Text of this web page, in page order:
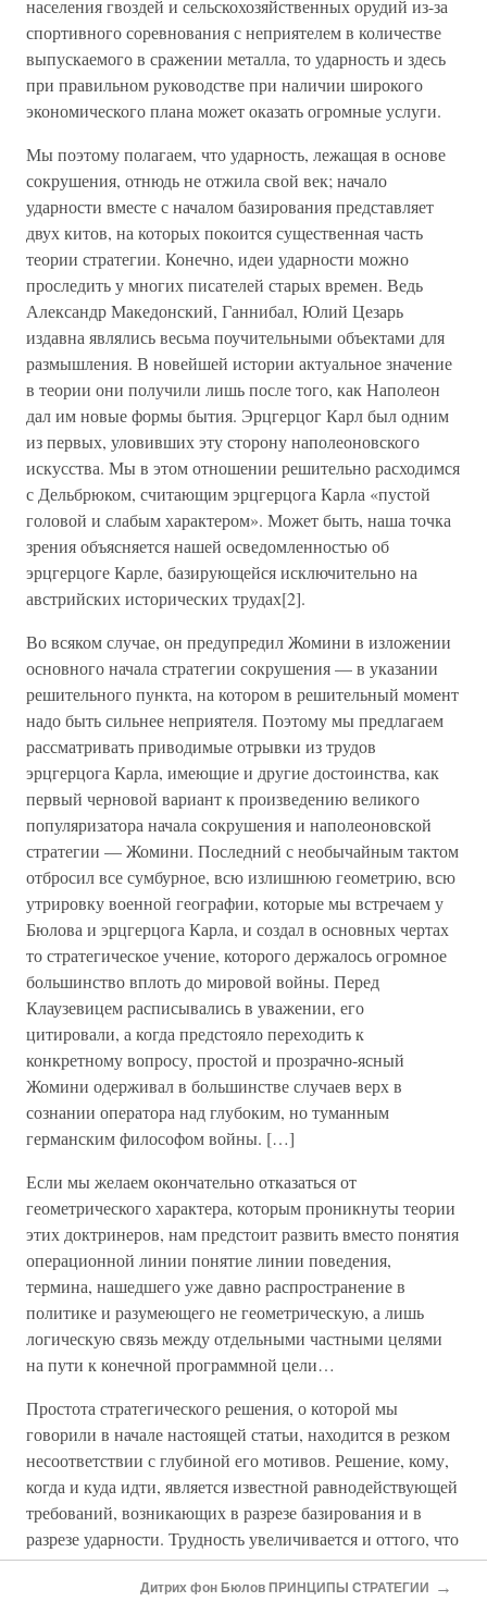
населения гвоздей и сельскохозяйственных орудий из-за
спортивного соревнования с неприятелем в количестве
выпускаемого в сражении металла, то ударность и здесь
при правильном руководстве при наличии широкого
экономического плана может оказать огромные услуги.
Мы поэтому полагаем, что ударность, лежащая в основе
сокрушения, отнюдь не отжила свой век; начало
ударности вместе с началом базирования представляет
двух китов, на которых покоится существенная часть
теории стратегии. Конечно, идеи ударности можно
проследить у многих писателей старых времен. Ведь
Александр Македонский, Ганнибал, Юлий Цезарь
издавна являлись весьма поучительными объектами для
размышления. В новейшей истории актуальное значение
в теории они получили лишь после того, как Наполеон
дал им новые формы бытия. Эрцгерцог Карл был одним
из первых, уловивших эту сторону наполеоновского
искусства. Мы в этом отношении решительно расходимся
с Дельбрюком, считающим эрцгерцога Карла «пустой
головой и слабым характером». Может быть, наша точка
зрения объясняется нашей осведомленностью об
эрцгерцоге Карле, базирующейся исключительно на
австрийских исторических трудах[2].
Во всяком случае, он предупредил Жомини в изложении
основного начала стратегии сокрушения — в указании
решительного пункта, на котором в решительный момент
надо быть сильнее неприятеля. Поэтому мы предлагаем
рассматривать приводимые отрывки из трудов
эрцгерцога Карла, имеющие и другие достоинства, как
первый черновой вариант к произведению великого
популяризатора начала сокрушения и наполеоновской
стратегии — Жомини. Последний с необычайным тактом
отбросил все сумбурное, всю излишнюю геометрию, всю
утрировку военной географии, которые мы встречаем у
Бюлова и эрцгерцога Карла, и создал в основных чертах
то стратегическое учение, которого держалось огромное
большинство вплоть до мировой войны. Перед
Клаузевицем расписывались в уважении, его
цитировали, а когда предстояло переходить к
конкретному вопросу, простой и прозрачно-ясный
Жомини одерживал в большинстве случаев верх в
сознании оператора над глубоким, но туманным
германским философом войны. […]
Если мы желаем окончательно отказаться от
геометрического характера, которым проникнуты теории
этих доктринеров, нам предстоит развить вместо понятия
операционной линии понятие линии поведения,
термина, нашедшего уже давно распространение в
политике и разумеющего не геометрическую, а лишь
логическую связь между отдельными частными целями
на пути к конечной программной цели…
Простота стратегического решения, о которой мы
говорили в начале настоящей статьи, находится в резком
несоответствии с глубиной его мотивов. Решение, кому,
когда и куда идти, является известной равнодействующей
требований, возникающих в разрезе базирования и в
разрезе ударности. Трудность увеличивается и оттого, что
не существует постоянного отношения между значением
требований этих двух категорий. Как мотив нашего
Дитрих фон Бюлов ПРИНЦИПЫ СТРАТЕГИИ →